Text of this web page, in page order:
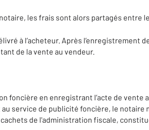
les frais sont alors partagés entre
à l’acheteur. Après l’enregistrement
de la vente au vendeur.
foncière en enregistrant l’acte de vente
service de publicité foncière, le notaire
de l'administration fiscale,